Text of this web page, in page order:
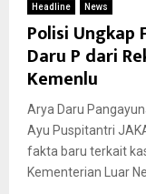
Headline News
Polisi Ungkap
Daru P dari
Kemenlu
Arya Daru
Ayu Puspitantri
fakta baru terkait
Kementerian Luar